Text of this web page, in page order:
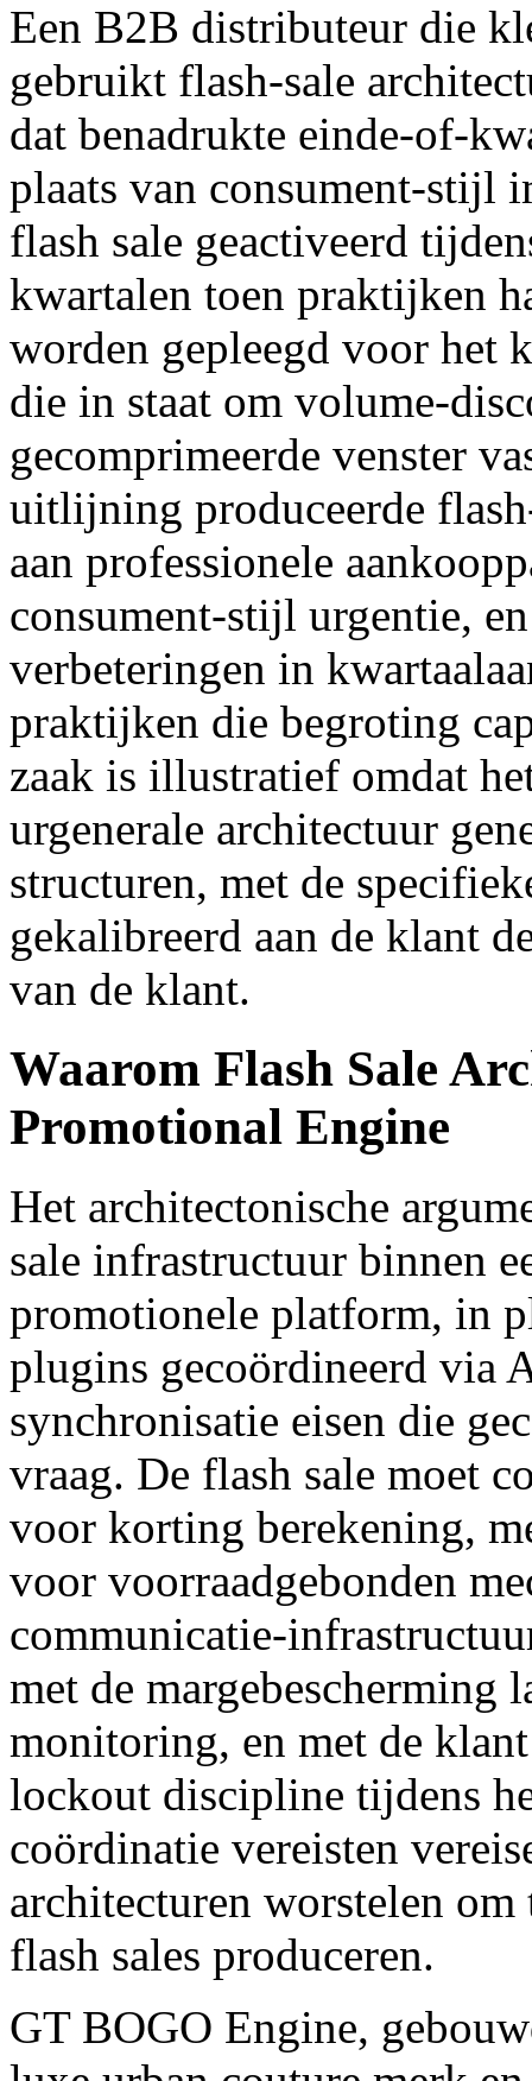
Een B2B distributeur die
gebruikt flash-sale
dat benadrukte einde-of-
plaats van consument-stijl
flash sale geactiveerd
kwartalen toen praktijken
worden gepleegd voor het
die in staat om volume-
gecomprimeerde venster
uitlijning produceerde
aan professionele
consument-stijl urgentie,
verbeteringen in
praktijken die begroting
zaak is illustratief omdat
urgenerale architectuur
structuren, met de
gekalibreerd aan de klant
van de klant.
Waarom Flash Sale
Promotional Engine
Het architectonische
sale infrastructuur binnen
promotionele platform, in
plugins gecoördineerd via
synchronisatie eisen die
vraag. De flash sale moet
voor korting berekening,
voor voorraadgebonden
communicatie-
met de margebescherming
monitoring, en met de
lockout discipline tijdens
coördinatie vereisten
architecturen worstelen
flash sales produceren.
GT BOGO Engine,